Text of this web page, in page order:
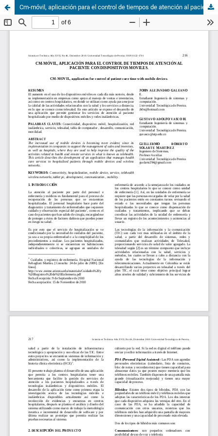
Cm-móvil, aplicación para el control de tiempos de atención al paciente con dispositivos moviles.